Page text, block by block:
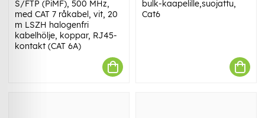
S/FTP (PiMF), 500 MHz,
med CAT 7 råkabel, vit, 20
m LSZH halogenfri
kabelhölje, koppar, RJ45-
kontakt (CAT 6A)
bulk-kaapelille,suojattu,
Cat6